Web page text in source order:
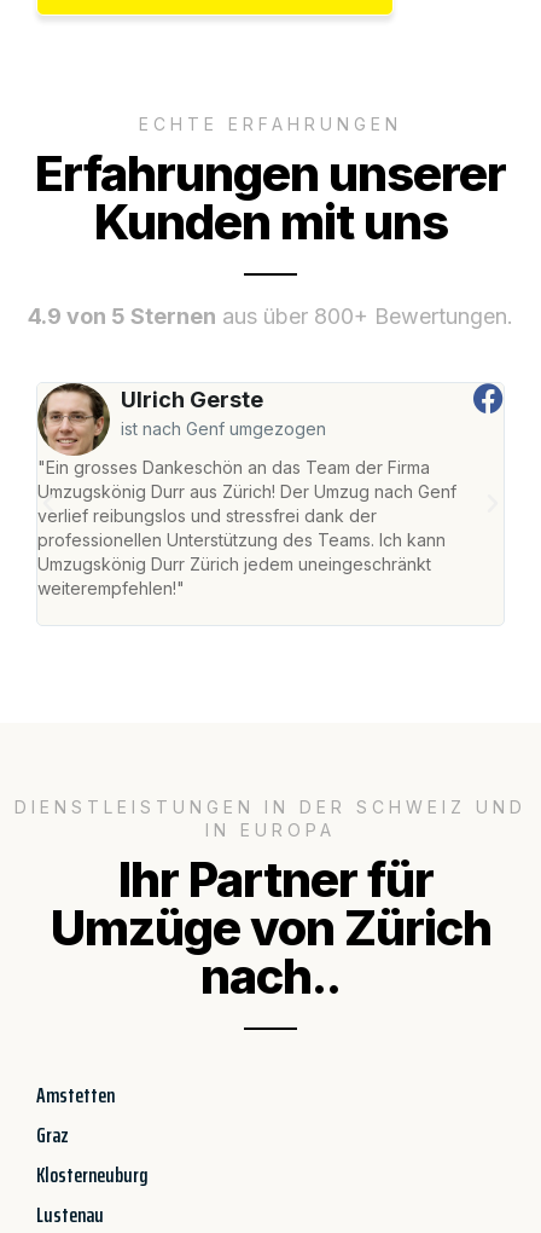
ECHTE ERFAHRUNGEN
Erfahrungen unserer
Kunden mit uns
4.9 von 5 Sternen aus über 800+ Bewertungen.
Ulrich Gerste
ist nach Genf umgezogen
"Ein grosses Dankeschön an das Team der Firma
Umzugskönig Durr aus Zürich! Der Umzug nach Genf
verlief reibungslos und stressfrei dank der
professionellen Unterstützung des Teams. Ich kann
Umzugskönig Durr Zürich jedem uneingeschränkt
weiterempfehlen!"
DIENSTLEISTUNGEN IN DER SCHWEIZ UND
IN EUROPA
Ihr Partner für
Umzüge von Zürich
nach..
Amstetten
Graz
Klosterneuburg
Lustenau